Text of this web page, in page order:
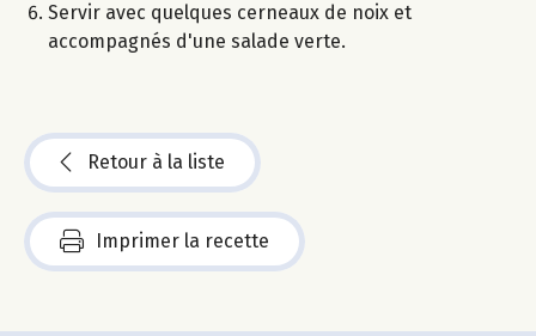
Servir avec quelques cerneaux de noix et
accompagnés d'une salade verte.
Retour à la liste
Imprimer la recette